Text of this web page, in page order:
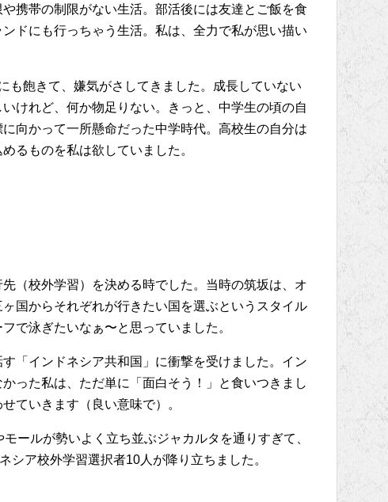
携帯の制限がない生活。部活後には友達とご飯を食
ドにも行っちゃう生活。私は、全力で私が思い描い
も飽きて、嫌気がさしてきました。成長していない
けれど、何か物足りない。きっと、中学生の頃の自
向かって一所懸命だった中学時代。高校生の自分は
るものを私は欲していました。
（校外学習）を決める時でした。当時の筑坂は、オ
国からそれぞれが行きたい国を選ぶというスタイル
で泳ぎたいなぁ〜と思っていました。
「インドネシア共和国」に衝撃を受けました。イン
った私は、ただ単に「面白そう！」と食いつきまし
ていきます（良い意味で）。
ールが勢いよく立ち並ぶジャカルタを通りすぎて、
シア校外学習選択者10人が降り立ちました。